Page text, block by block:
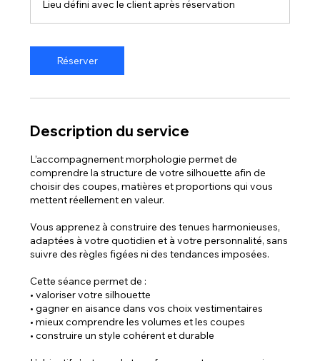
Lieu défini avec le client après réservation
Réserver
Description du service
L’accompagnement morphologie permet de
comprendre la structure de votre silhouette afin de
choisir des coupes, matières et proportions qui vous
mettent réellement en valeur.
Vous apprenez à construire des tenues harmonieuses,
adaptées à votre quotidien et à votre personnalité, sans
suivre des règles figées ni des tendances imposées.
Cette séance permet de :
• valoriser votre silhouette
• gagner en aisance dans vos choix vestimentaires
• mieux comprendre les volumes et les coupes
• construire un style cohérent et durable